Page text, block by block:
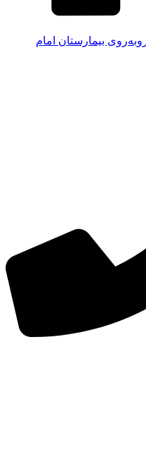
بیمارستان امام